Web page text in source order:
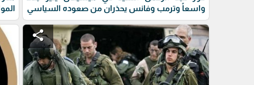
واسعاً وترمب وفانس يحذران من صعوده السياسي
share